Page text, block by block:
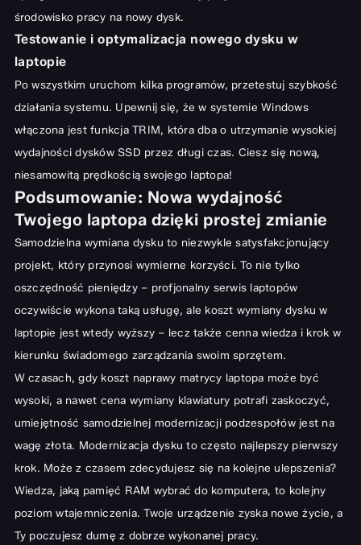
środowisko pracy na nowy dysk.
Testowanie i optymalizacja nowego dysku w
laptopie
Po wszystkim uruchom kilka programów, przetestuj szybkość
działania systemu. Upewnij się, że w systemie Windows
włączona jest funkcja TRIM, która dba o utrzymanie wysokiej
wydajności dysków SSD przez długi czas. Ciesz się nową,
niesamowitą prędkością swojego laptopa!
Podsumowanie: Nowa wydajność
Twojego laptopa dzięki prostej zmianie
Samodzielna wymiana dysku to niezwykle satysfakcjonujący
projekt, który przynosi wymierne korzyści. To nie tylko
oszczędność pieniędzy – profjonalny serwis laptopów
oczywiście wykona taką usługę, ale koszt wymiany dysku w
laptopie jest wtedy wyższy – lecz także cenna wiedza i krok w
kierunku świadomego zarządzania swoim sprzętem.
W czasach, gdy koszt naprawy matrycy laptopa może być
wysoki, a nawet cena wymiany klawiatury potrafi zaskoczyć,
umiejętność samodzielnej modernizacji podzespołów jest na
wagę złota. Modernizacja dysku to często najlepszy pierwszy
krok. Może z czasem zdecydujesz się na kolejne ulepszenia?
Wiedza, jaką pamięć RAM wybrać do komputera, to kolejny
poziom wtajemniczenia. Twoje urządzenie zyska nowe życie, a
Ty poczujesz dumę z dobrze wykonanej pracy.